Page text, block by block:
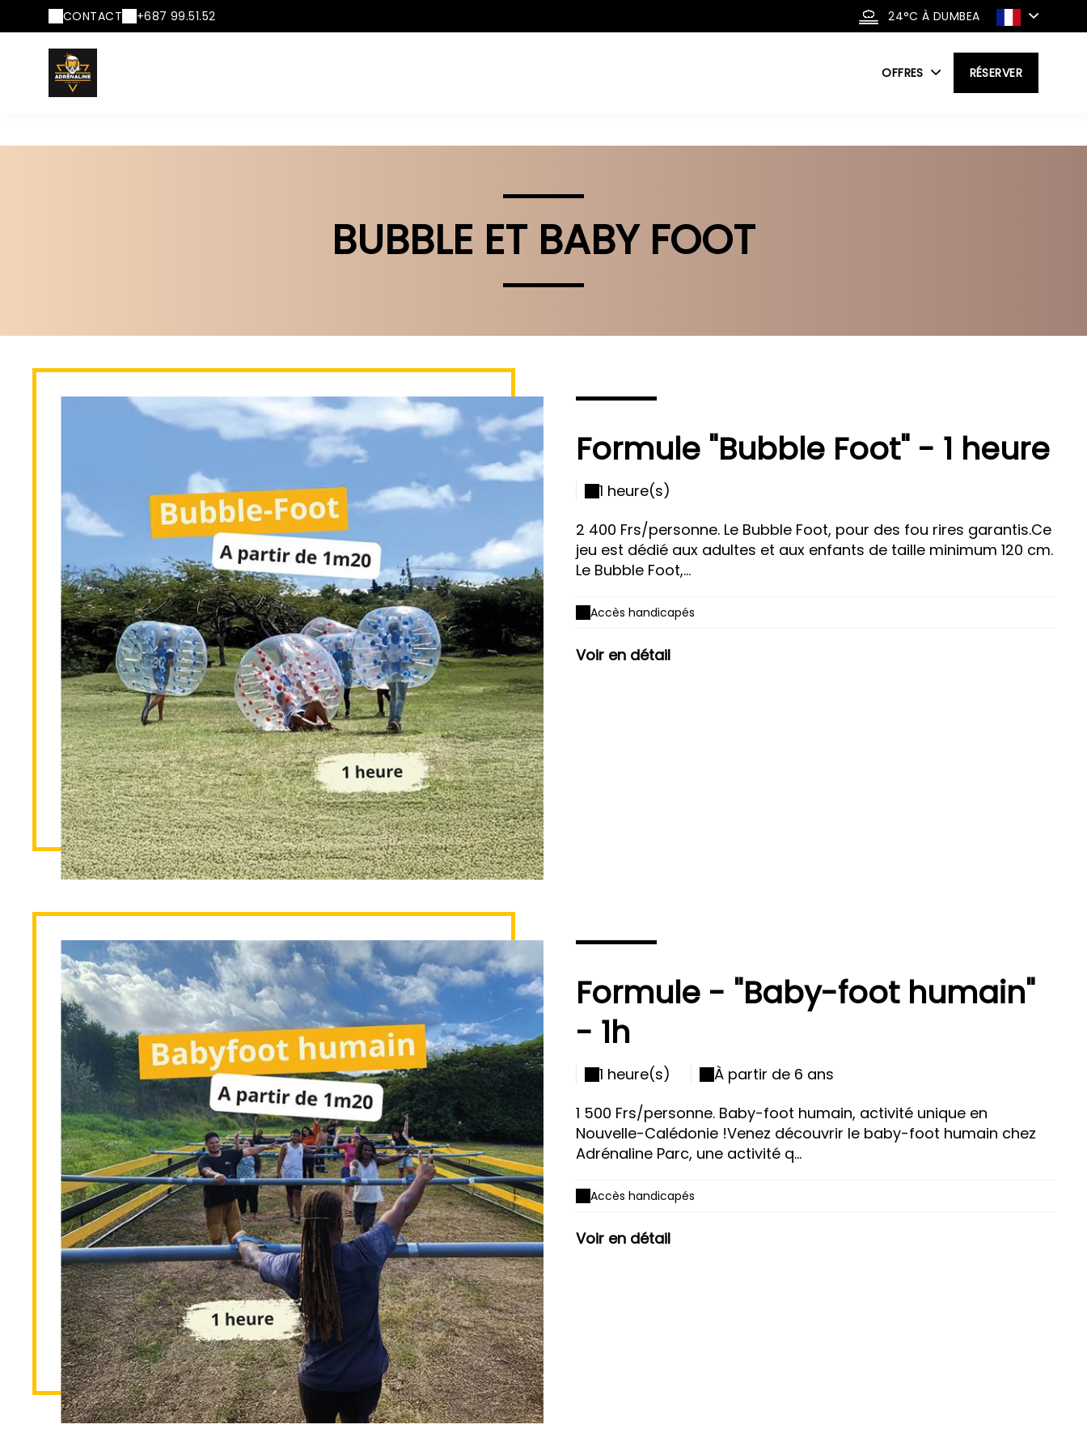
CONTACT +687 99.51.52 24°C À DUMBEA
OFFRES RÉSERVER
BUBBLE ET BABY FOOT
Formule "Bubble Foot" - 1 heure
1 heure(s)
2 400 Frs/personne. Le Bubble Foot, pour des fou rires garantis.Ce
jeu est dédié aux adultes et aux enfants de taille minimum 120 cm.
Le Bubble Foot,...
Accès handicapés
Voir en détail
Formule - "Baby-foot humain"
- 1h
1 heure(s)
À partir de 6 ans
1 500 Frs/personne. Baby-foot humain, activité unique en
Nouvelle-Calédonie !Venez découvrir le baby-foot humain chez
Adrénaline Parc, une activité q...
Accès handicapés
Voir en détail